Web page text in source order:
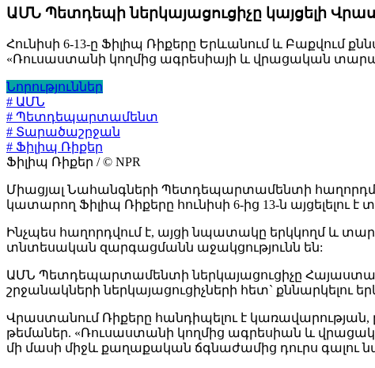
ԱՄՆ Պետդեպի ներկայացուցիչը կայցելի
Հունիսի 6-13-ը Ֆիլիպ Ռիքերը Երևանում և Բաքվում
«Ռուսաստանի կողմից ագրեսիայի և վրացական
Նորություններ
# ԱՄՆ
# Պետդեպարտամենտ
# Տարածաշրջան
# Ֆիլիպ Ռիքեր
Ֆիլիպ Ռիքեր / © NPR
Միացյալ Նահանգների Պետդեպարտամենտի
կատարող Ֆիլիպ Ռիքերը հունիսի 6-ից 13-ն
Ինչպես հաղորդվում է, այցի նպատակը երկկողմ և
տնտեսական զարգացմանն աջակցությունն են:
ԱՄՆ Պետդեպարտամենտի ներկայացուցիչը
շրջանակների ներկայացուցիչների հետ`
Վրաստանում Ռիքերը հանդիպելու է
թեմաներ. «Ռուսաստանի կողմից ագրեսիան և
մի մասի միջև քաղաքական ճգնաժամից դուրս